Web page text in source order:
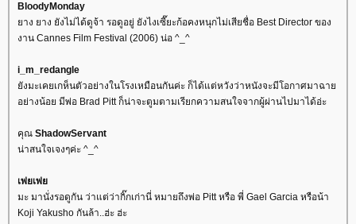
BloodyMonday
าง ยาง ยังไม่ได้ดูจ้า รอดูอยู่ ยังไงเซี๊ยะก้อคงหนุกไม่เสียชื่อ Best Director ของ
งาน Cannes Film Festival (2006) น่อ ^_^
i_m_redangle
ังมะเคยเกห็นตัวอย่างในโรงเหมือนกันค่ะ ก็ได้แต่หวังว่าหนังจะมีโอกาศมาฉา
อย่างน้อย มีพ่อ Brad Pitt ก็น่าจะตูมตามเรียกความสนใจจากผู้ผ่านไปมาได้อ่ะ
คุณ ShadowServant
น่าสนใจเจงๆค่ะ ^_^
เพ่ยเพ่
มะ มานั่งรอดูกัน ว่าแต่ว่ากิ๊กเก่านี่ หมายถึงพ่อ Pitt หรือ พี่ Gael Garcia หรือน้า
Koji Yakusho กันล้า..ฮ่ะ ฮ่ะ